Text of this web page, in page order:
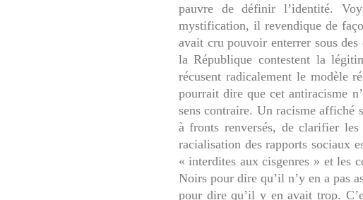
pauvre de définir l’identité.
mystification, il revendique de
avait cru pouvoir enterrer sous
la République contestent la
récusent radicalement le modèle
pourrait dire que cet antiracisme
sens contraire. Un racisme affiché
à fronts renversés, de clarifier
racialisation des rapports sociaux
« interdites aux cisgenres » et les
Noirs pour dire qu’il n’y en a pas
pour dire qu’il y en avait trop.